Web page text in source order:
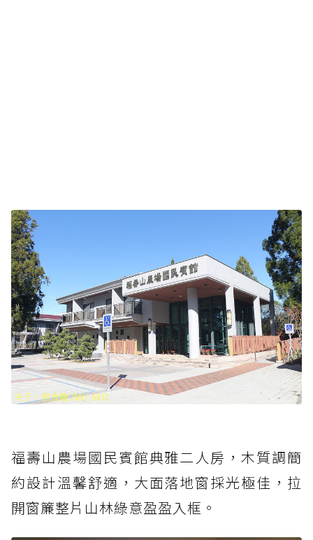
福壽山農場國民賓館典雅二人房，木質調簡
約設計溫馨舒適，大面落地窗採光極佳，拉
開窗簾整片山林綠意盈盈入框。